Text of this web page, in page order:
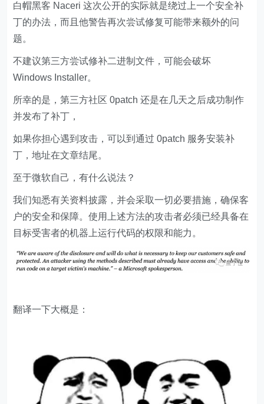
白帽黑客 Naceri 这次公开的实际就是绕过上一个安全补
丁的办法，而且他警告再次尝试修复可能带来额外的问
题。
不建议第三方尝试修补二进制文件，可能会破坏
Windows Installer。
所幸的是，第三方社区 0patch 还是在几天之后成功制作
并发布了补丁，
如果你担心遇到攻击，可以到通过 0patch 服务安装补
丁，地址在文章结尾。
至于微软自己，有什么说法？
我们知悉有关资料披露，并会采取一切必要措施，确保客
户的安全和保障。使用上述方法的攻击者必须已经具备在
目标受害者的机器上运行代码的权限和能力。
翻译一下大概是：